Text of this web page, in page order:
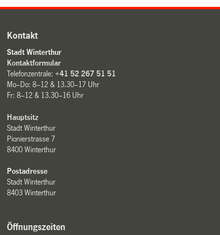
Kontakt
Stadt Winterthur
Kontaktformular
Telefonzentrale:+41 52 267 51 51
Mo–Do: 8–12 & 13.30–17 Uhr
Fr: 8–12 & 13.30–16 Uhr
Hauptsitz
Stadt Winterthur
Pionierstrasse 7
8400 Winterthur
Postadresse
Stadt Winterthur
8403 Winterthur
Öffnungszeiten